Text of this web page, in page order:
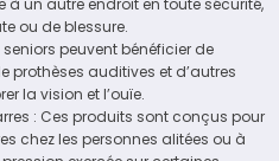
à un autre endroit en toute sécurité,
ou de blessure.
seniors peuvent bénéficier de
prothèses auditives et d’autres
la vision et l’ouïe.
: Ces produits sont conçus pour
chez les personnes alitées ou à